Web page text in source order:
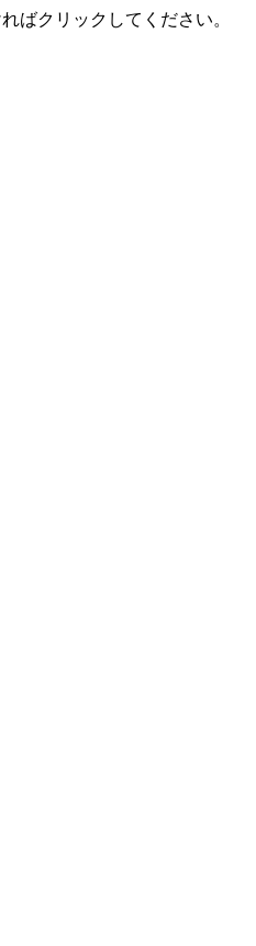
ばクリックしてください。